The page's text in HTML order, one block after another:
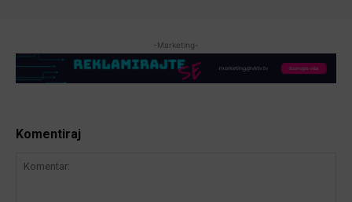
-Marketing-
Komentiraj